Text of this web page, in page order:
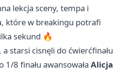
lekcja sceny, tempa i
które w breakingu potrafi
sekund 🔥
a starsi cisnęli do ćwierćfinału
8 finału awansowała Alicja